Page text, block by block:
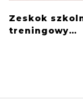
Zeskok
treningowy